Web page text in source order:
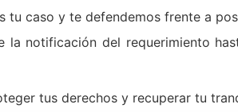
tu caso y te defendemos frente a
notificación del requerimiento
tus derechos y recuperar tu